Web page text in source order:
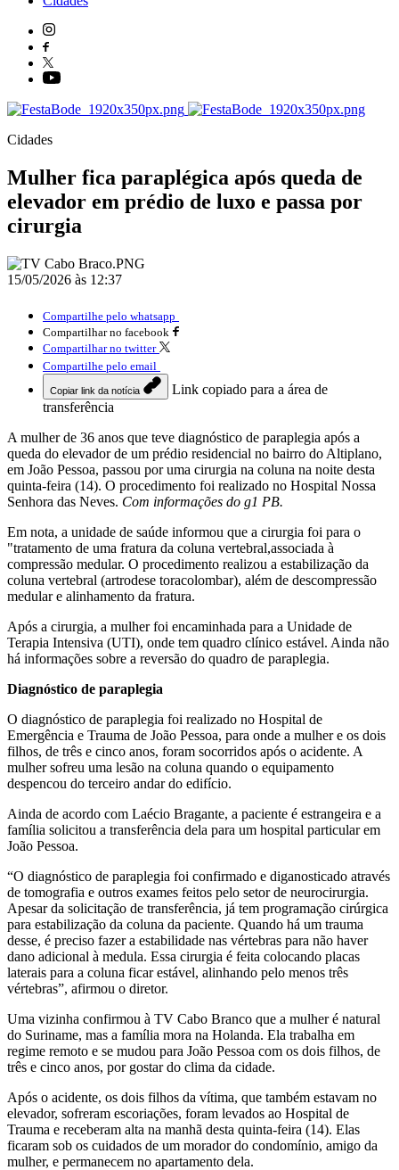
Cidades
Mulher fica paraplégica após queda de
elevador em prédio de luxo e passa por
cirurgia
15/05/2026 às 12:37
Compartilhe pelo whatsapp
Compartilhar no facebook
Compartilhar no twitter
Compartilhe pelo email
Copiar link da notícia
Link copiado para a área de
transferência
A mulher de 36 anos que teve diagnóstico de paraplegia após a
queda do elevador de um prédio residencial no bairro do Altiplano,
em João Pessoa, passou por uma cirurgia na coluna na noite desta
quinta-feira (14). O procedimento foi realizado no Hospital Nossa
Senhora das Neves. Com informações do g1 PB.
Em nota, a unidade de saúde informou que a cirurgia foi para o
"tratamento de uma fratura da coluna vertebral,associada à
compressão medular. O procedimento realizou a estabilização da
coluna vertebral (artrodese toracolombar), além de descompressão
medular e alinhamento da fratura.
Após a cirurgia, a mulher foi encaminhada para a Unidade de
Terapia Intensiva (UTI), onde tem quadro clínico estável. Ainda não
há informações sobre a reversão do quadro de paraplegia.
Diagnóstico de paraplegia
O diagnóstico de paraplegia foi realizado no Hospital de
Emergência e Trauma de João Pessoa, para onde a mulher e os dois
filhos, de três e cinco anos, foram socorridos após o acidente. A
mulher sofreu uma lesão na coluna quando o equipamento
despencou do terceiro andar do edifício.
Ainda de acordo com Laécio Bragante, a paciente é estrangeira e a
família solicitou a transferência dela para um hospital particular em
João Pessoa.
“O diagnóstico de paraplegia foi confirmado e diganosticado através
de tomografia e outros exames feitos pelo setor de neurocirurgia.
Apesar da solicitação de transferência, já tem programação cirúrgica
para estabilização da coluna da paciente. Quando há um trauma
desse, é preciso fazer a estabilidade nas vértebras para não haver
dano adicional à medula. Essa cirurgia é feita colocando placas
laterais para a coluna ficar estável, alinhando pelo menos três
vértebras”, afirmou o diretor.
Uma vizinha confirmou à TV Cabo Branco que a mulher é natural
do Suriname, mas a família mora na Holanda. Ela trabalha em
regime remoto e se mudou para João Pessoa com os dois filhos, de
três e cinco anos, por gostar do clima da cidade.
Após o acidente, os dois filhos da vítima, que também estavam no
elevador, sofreram escoriações, foram levados ao Hospital de
Trauma e receberam alta na manhã desta quinta-feira (14). Elas
ficaram sob os cuidados de um morador do condomínio, amigo da
mulher, e permanecem no apartamento dela.